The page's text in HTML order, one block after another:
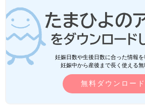
妊娠日数や生後日数に合った情報
妊娠中から産後まで長く使える無
無料ダウンロード